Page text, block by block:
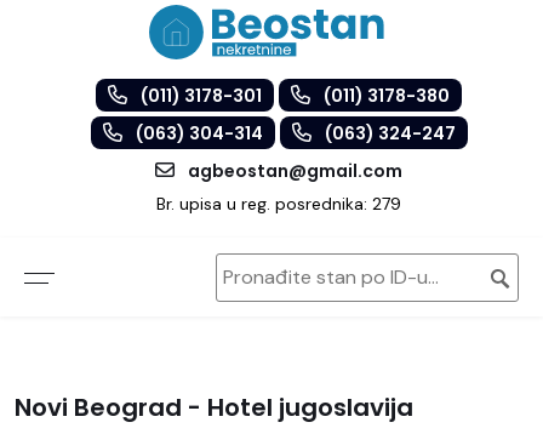
(011) 3178-301
(011) 3178-380
(063) 304-314
(063) 324-247
agbeostan@gmail.com
Br. upisa u reg. posrednika: 279
Novi Beograd - Hotel jugoslavija